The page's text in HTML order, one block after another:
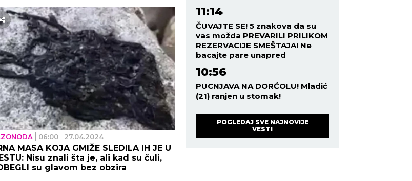
06:00 27.04.2024
MASA KOJA GMIŽE SLEDILA IH JE U
Nisu znali šta je, ali kad su čuli,
su glavom bez obzira
11:14
ČUVAJTE SE! 5 znakova da su
vas možda PREVARILI PRILIKOM
REZERVACIJE SMEŠTAJA! Ne
bacajte pare unapred
10:56
PUCNJAVA NA DORĆOLU! Mladić
(21) ranjen u stomak!
POGLEDAJ SVE NAJNOVIJE
VESTI